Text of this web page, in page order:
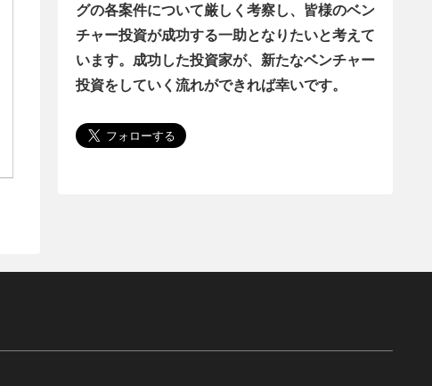
グの各案件について厳しく考察し、皆様のベン
チャー投資が成功する一助となりたいと考えて
います。成功した投資家が、新たなベンチャー
投資をしていく流れができれば幸いです。